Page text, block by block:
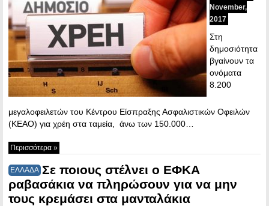
November,
2017
Στη
δημοσιότητα
βγαίνουν τα
ονόματα
8.200
μεγαλοφειλετών του Κέντρου Είσπραξης Ασφαλιστικών Οφειλών
(ΚΕΑΟ) για χρέη στα ταμεία, άνω των 150.000…
Περισσότερα »
ΕΛΛΑΔΑ Σε ποιους στέλνει ο ΕΦΚΑ
ραβασάκια να πληρώσουν για να μην
τους κρεμάσει στα μανταλάκια